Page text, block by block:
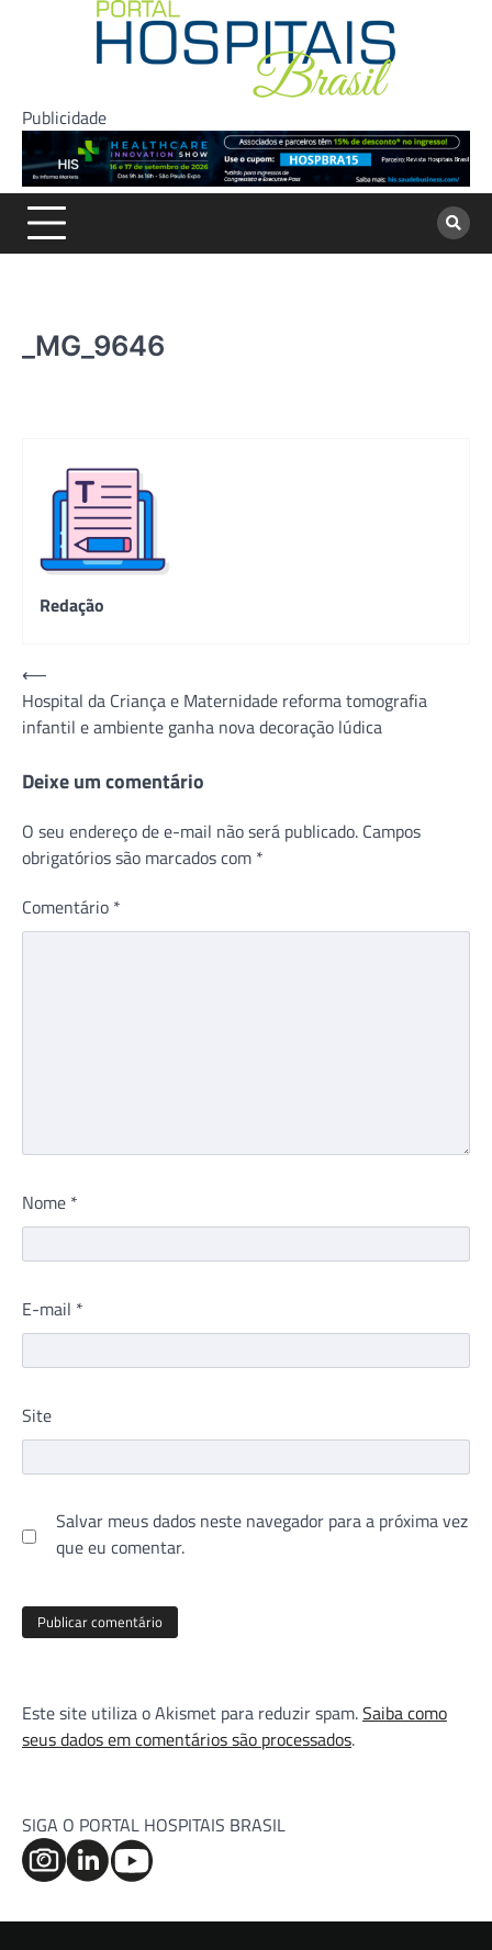
Publicidade
_MG_9646
Redação
Navegação
de
Post
⟵
Hospital da Criança e Maternidade reforma tomografia
infantil e ambiente ganha nova decoração lúdica
Deixe um comentário
O seu endereço de e-mail não será publicado. Campos
obrigatórios são marcados com *
Comentário *
Nome *
E-mail *
Site
Salvar meus dados neste navegador para a próxima vez
que eu comentar.
Este site utiliza o Akismet para reduzir spam.Saiba como
seus dados em comentários são processados.
SIGA O PORTAL HOSPITAIS BRASIL